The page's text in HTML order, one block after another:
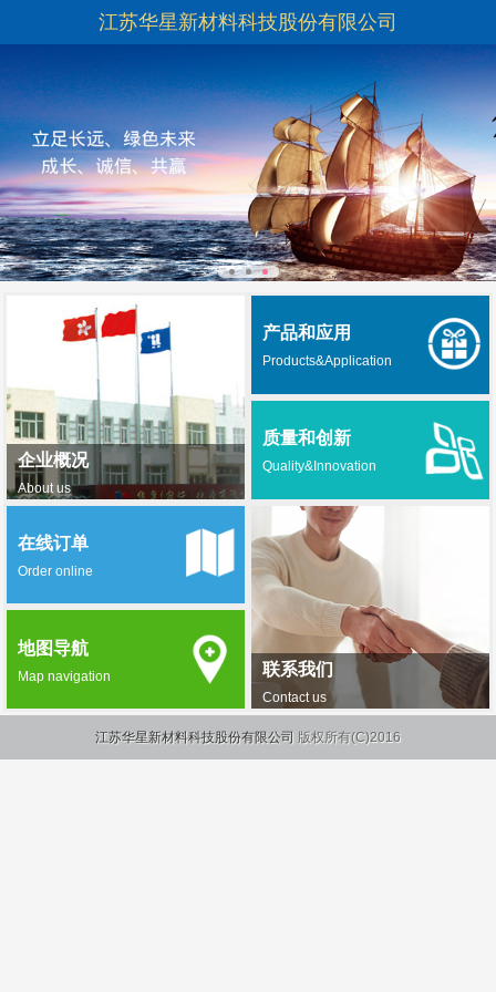
江苏华星新材料科技股份有限公司
企业概况
About us
产品和应用
Products&Application
质量和创新
Quality&Innovation
联系我们
Contact us
在线订单
Order online
地图导航
Map navigation
江苏华星新材料科技股份有限公司 版权所有(C)2016